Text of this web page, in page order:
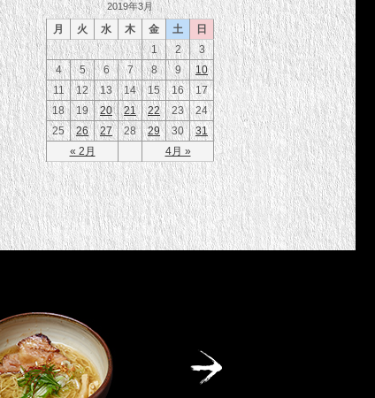
2019年3月
月 火 水 木 金 土 日
« 2月 4月 »
1 2
3
4
5 6 7 8 9
10
11
12 13 14 15 16
17
18
19 20 21 22 23
24
25
26 27 28 29 30 31